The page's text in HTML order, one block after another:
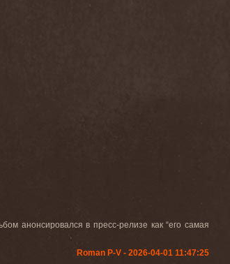
анонсировался в пресс-релизе как “его самая
Roman P-V - 2026-04-01 11:47:25